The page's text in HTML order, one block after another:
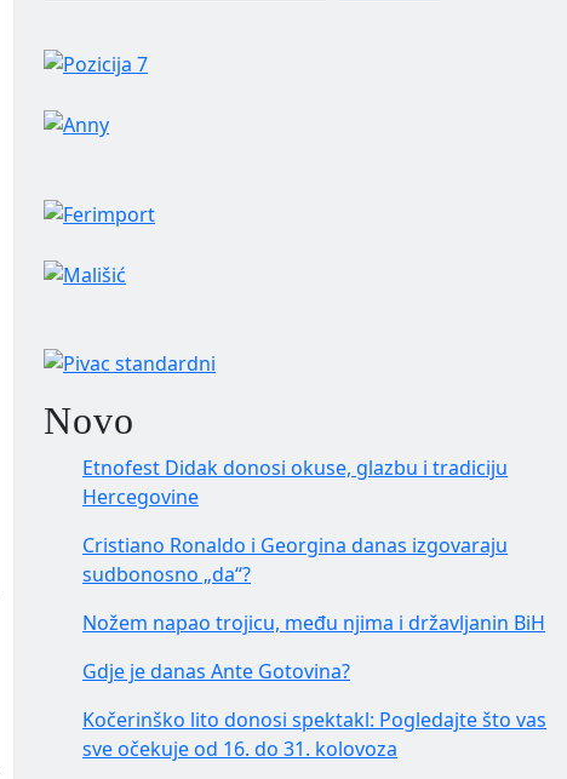
Novo
Etnofest Didak donosi okuse, glazbu i tradiciju
Hercegovine
Cristiano Ronaldo i Georgina danas izgovaraju
sudbonosno „da“?
Nožem napao trojicu, među njima i državljanin BiH
Gdje je danas Ante Gotovina?
Kočerinško lito donosi spektakl: Pogledajte što vas
sve očekuje od 16. do 31. kolovoza